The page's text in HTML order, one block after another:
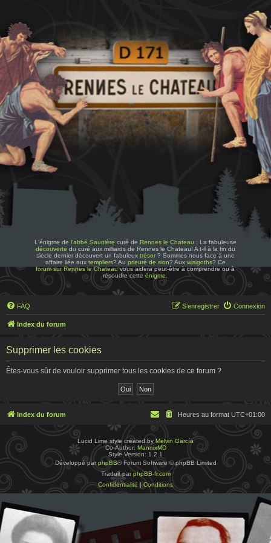
L'énigme de l'abbé Saunière curé de Rennes le Chateau : La fabuleuse
découverte du curé aux milliards de Rennes le Chateau! A t-il à la fin du
siècle dernier découvert un fabuleux trésor? Sommes nous face à une
affaire liée aux templiers? Au prieuré de sion? Aux wisigoths? Ce
forum sur Rennes le Chateauvous aidera peut-être à comprendre ou à
résoudre cetteénigme
FAQ Connexion
S’enregistrer
Index du forum
Supprimer les cookies
Êtes-vous sûr de vouloir supprimer tous les cookies de ce forum ?
Index du forum Heures au format UTC+01:00
Lucid Lime style created byMelvin García
Co-Author: MannixMD
Style Version: 1.2.1
Développé par phpBB® Forum Software © phpBB Limited
Traduit par phpBB-fr.com
Confidentialité | Conditions